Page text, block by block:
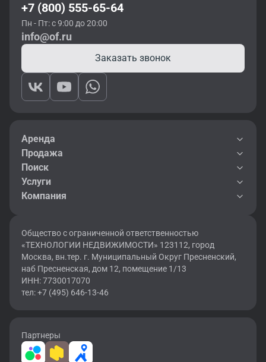
+7 (800) 555-65-64
Пн - Пт: с 9:00 до 20:00
info@of.ru
Заказать звонок
Аренда
Продажа
Поиск
Услуги
Компания
Общество с ограниченной ответственностью
«ТЕХНОЛОГИИ НЕДВИЖИМОСТИ» 123112, город
Москва, вн.тер. г. Муниципальный Округ Пресненский,
наб Пресненская, дом 12, помещение 1/13
ИНН: 7730017070
тел: +7 (495) 646-13-46
Партнеры